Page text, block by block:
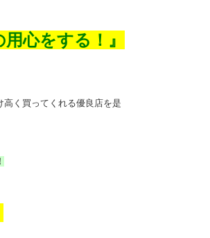
心をする！』
く買ってくれる優良店を是